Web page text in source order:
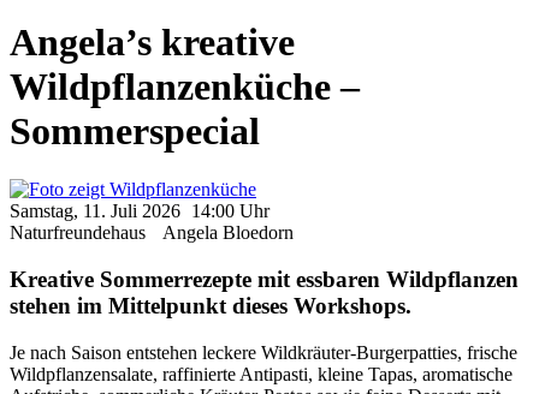
Angela’s kreative
Wildpflanzenküche –
Sommerspecial
Samstag, 11. Juli 2026 14:00 Uhr
Naturfreundehaus
Angela Bloedorn
Kreative Sommerrezepte mit essbaren Wildpflanzen
stehen im Mittelpunkt dieses Workshops.
Je nach Saison entstehen leckere Wildkräuter-Burgerpatties, frische
Wildpflanzensalate, raffinierte Antipasti, kleine Tapas, aromatische